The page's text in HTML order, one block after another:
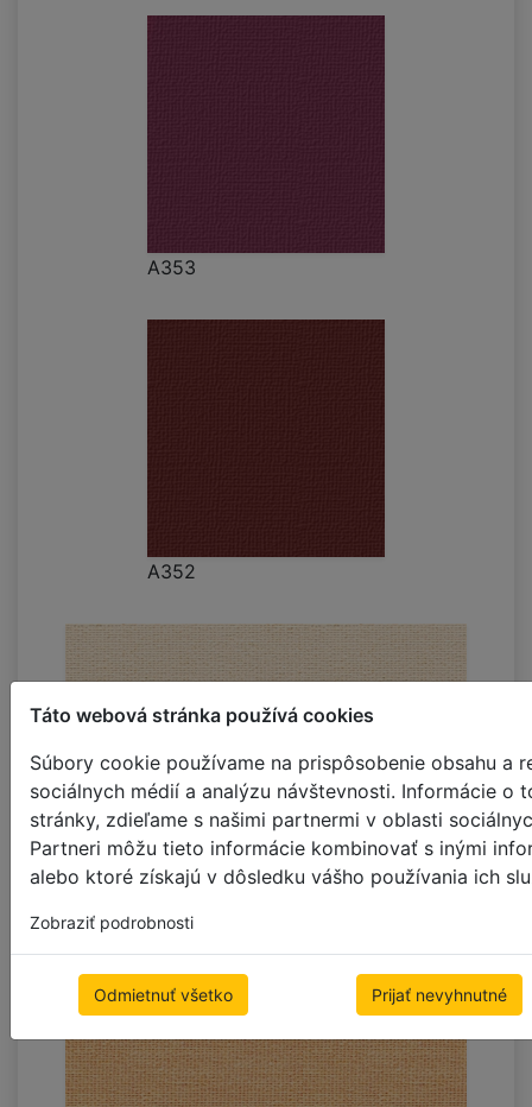
Táto webová stránka používá cookies
Súbory cookie používame na prispôsobenie obsahu a
sociálnych médií a analýzu návštevnosti. Informácie o
stránky, zdieľame s našimi partnermi v oblasti
Partneri môžu tieto informácie kombinovať s inými
alebo ktoré získajú v dôsledku vášho používania ich
Zobraziť podrobnosti
Odmietnuť všetko Prijať nevyhnutné
A353
A352
A344 **obmedzená zásoba do ukončenia